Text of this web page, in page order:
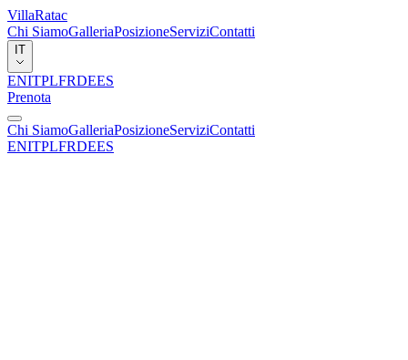
VillaRatac
Chi SiamoGalleriaPosizioneServiziContatti
IT
ENITPLFRDEES
Prenota
Chi SiamoGalleriaPosizioneServiziContatti
ENITPLFRDEES